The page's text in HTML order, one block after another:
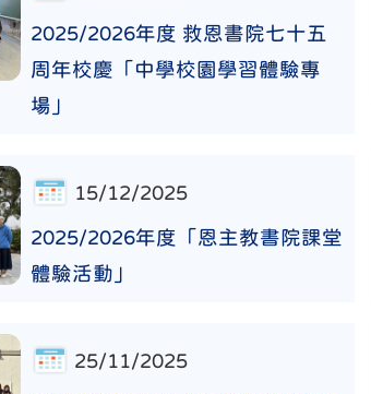
2025/2026年度 救恩書院七十五
周年校慶「中學校園學習體驗專
場」
15/12/2025
2025/2026年度「恩主教書院課堂
體驗活動」
25/11/2025